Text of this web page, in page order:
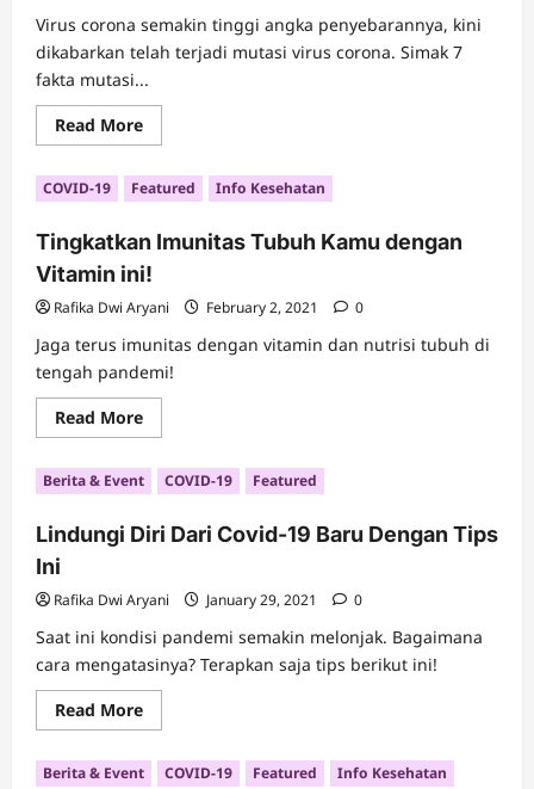
Virus corona semakin tinggi angka penyebarannya, kini
dikabarkan telah terjadi mutasi virus corona. Simak 7
fakta mutasi...
Read MoreRead
more
7
Fakta
Mutasi
Corona
Penting
Diketahui
COVID-19 Featured Info Kesehatan
Tingkatkan Imunitas Tubuh Kamu dengan
Vitamin ini!
Rafika Dwi Aryani February 2, 2021 0
Jaga terus imunitas dengan vitamin dan nutrisi tubuh di
tengah pandemi!
Read MoreRead
more
Tingkatkan
Imunitas
Tubuh
dengan
Vitamin
Berita & Event COVID-19 Featured
Lindungi Diri Dari Covid-19 Baru Dengan Tips
Ini
Rafika Dwi Aryani January 29, 2021 0
Saat ini kondisi pandemi semakin melonjak. Bagaimana
cara mengatasinya? Terapkan saja tips berikut ini!
Read MoreRead
more
Lindungi
Diri
Berita & Event COVID-19 Featured Info Kesehatan